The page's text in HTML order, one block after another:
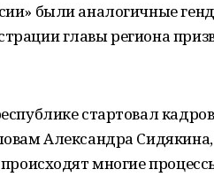
были аналогичные
главы региона
стартовал
Александра
многие